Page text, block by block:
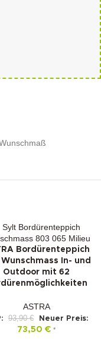
Bordürenteppich
In- und
Outdoor mit 62
ASTRA
93,90€ Neuer Preis:
73,50 € *